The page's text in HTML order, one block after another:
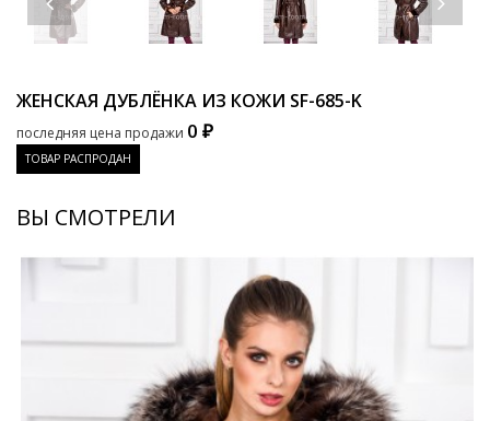
ЖЕНСКАЯ ДУБЛЁНКА ИЗ КОЖИ SF-685-K
последняя цена продажи 0 ₽
ТОВАР РАСПРОДАН
ВЫ СМОТРЕЛИ